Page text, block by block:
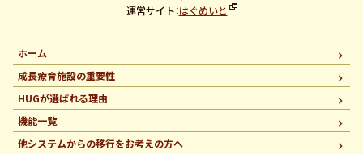
運営サイト：はぐめいと
ホーム
成長療育施設の重要性
HUGが選ばれる理由
機能一覧
他システムからの移行をお考えの方へ